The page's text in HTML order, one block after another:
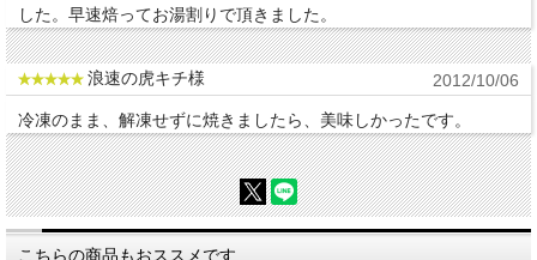
した。早速焙ってお湯割りで頂きました。
浪速の虎キチ様 2012/10/06
冷凍のまま、解凍せずに焼きましたら、美味しかったです。
こちらの商品もおススメです